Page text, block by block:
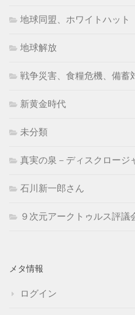
地球同盟、ホワイトハット
地球解放
戦争災害、食糧危機、備蓄
新黄金時代
未分類
真実の泉－ディスクロージ
石川新一郎さん
９次元アークトゥルス評議
メタ情報
ログイン